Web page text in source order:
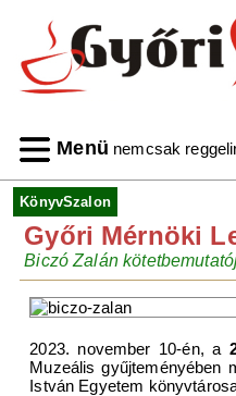
Menü nemcsak
KönyvSzalon
Győri Mérnöki
Biczó Zalán
2023. november 10-én, a
Muzeális gyűjteményében
István Egyetem